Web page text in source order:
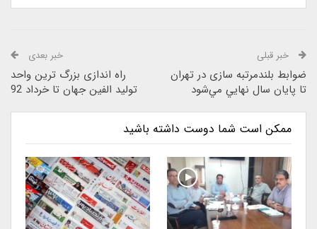
خبر قبلی
ضوابط بلندمرتبه سازی در تهران
تا پایان سال نهايي مي‌شود
خبر بعدی
راه اندازی بزرگ ترین واحد
تولید الفین جهان تا خرداد 92
ممکن است شما دوست داشته باشید